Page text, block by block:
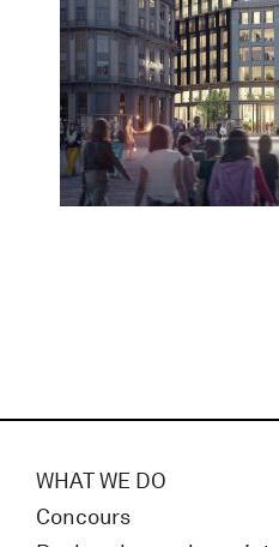
WHAT WE DO
Concours